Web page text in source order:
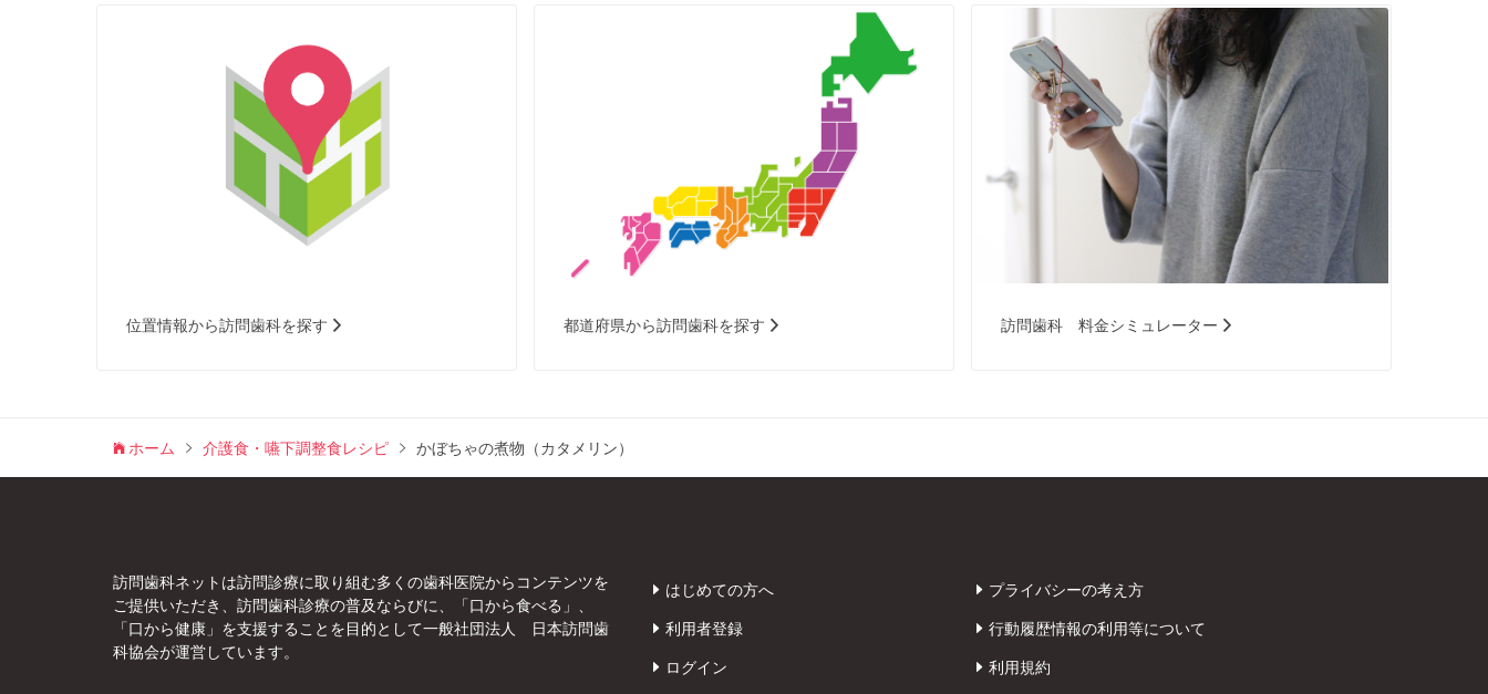
位置情報から訪問歯科を探す 都道府県から訪問歯科を探す 訪問歯科 料金シミュレーター
ホーム 介護食・嚥下調整食レシピ かぼちゃの煮物（カタメリン）
訪問歯科ネットは訪問診療に取り組む多くの歯科医院からコンテンツを
ご提供いただき、訪問歯科診療の普及ならびに、「口から食べる」、
「口から健康」を支援することを目的として一般社団法人 日本訪問歯
科協会が運営しています。
はじめての方へ
利用者登録
ログイン
プライバシーの考え方
行動履歴情報の利用等について
利用規約